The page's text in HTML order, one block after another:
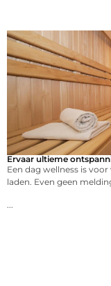
Ervaar ultieme
Een dag wellness is
laden. Even geen